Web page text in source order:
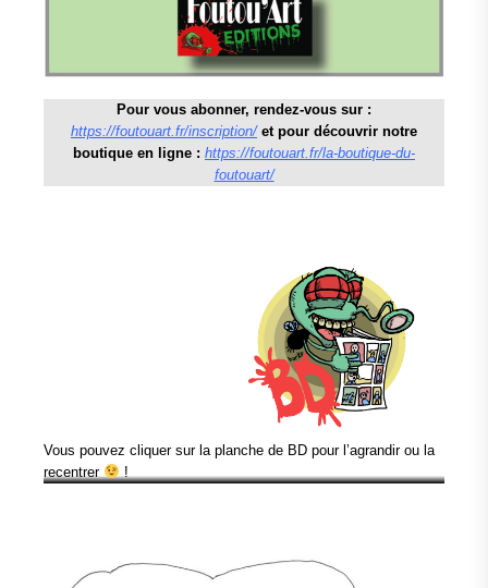
Pour vous abonner, rendez-vous sur :
https://foutouart.fr/inscription/ et pour découvrir notre
boutique en ligne : https://foutouart.fr/la-boutique-du-
foutouart/
Vous pouvez cliquer sur la planche de BD pour l’agrandir ou la
recentrer
!